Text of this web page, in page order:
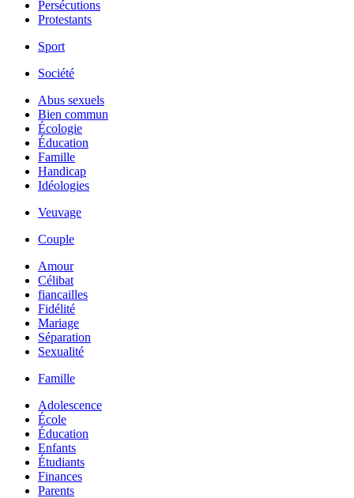
Persécutions
Protestants
Sport
Société
Abus sexuels
Bien commun
Écologie
Éducation
Famille
Handicap
Idéologies
Veuvage
Couple
Amour
Célibat
fiancailles
Fidélité
Mariage
Séparation
Sexualité
Famille
Adolescence
École
Éducation
Enfants
Étudiants
Finances
Parents